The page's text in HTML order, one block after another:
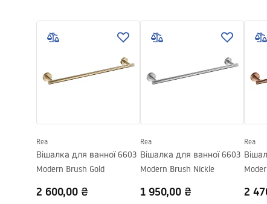
Modern
Гарантія
24 місяці
WARUNKI_BEZPIECZENSTWA_AKCE
SORIA_LAZIENKOWE.pdf
Rea
Вішалка для ванної 6603
Modern Brush Gold
2 600,00 ₴
Rea
Вішалка для ванної 6603
Modern Brush Nickle
1 950,00 ₴
Rea
2